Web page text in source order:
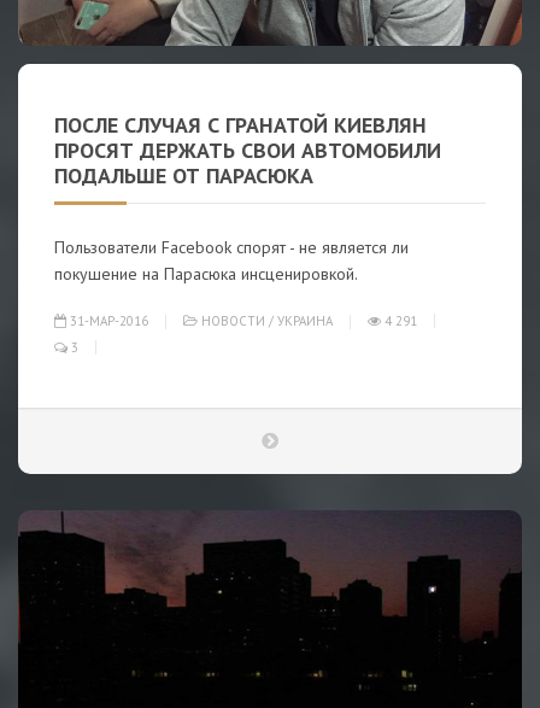
ПОСЛЕ СЛУЧАЯ С ГРАНАТОЙ КИЕВЛЯН
ПРОСЯТ ДЕРЖАТЬ СВОИ АВТОМОБИЛИ
ПОДАЛЬШЕ ОТ ПАРАСЮКА
Пользователи Facebook спорят - не является ли
покушение на Парасюка инсценировкой.
31-МАР-2016 НОВОСТИ / УКРАИНА
4 291
3